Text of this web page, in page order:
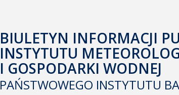
BIULETYN INFORMACJI
INSTYTUTU
I GOSPODARKI WODNEJ
PAŃSTWOWEGO INSTYTUTU